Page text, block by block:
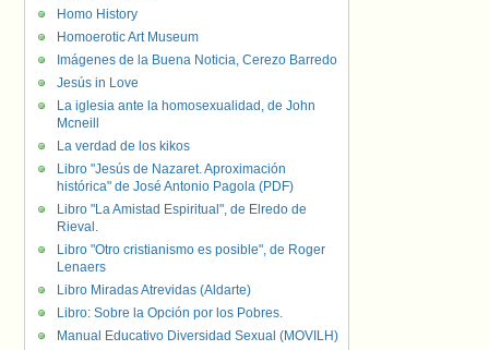
Homo History
Homoerotic Art Museum
Imágenes de la Buena Noticia, Cerezo Barredo
Jesús in Love
La iglesia ante la homosexualidad, de John
Mcneill
La verdad de los kikos
Libro "Jesús de Nazaret. Aproximación
histórica" de José Antonio Pagola (PDF)
Libro "La Amistad Espiritual", de Elredo de
Rieval.
Libro "Otro cristianismo es posible", de Roger
Lenaers
Libro Miradas Atrevidas (Aldarte)
Libro: Sobre la Opción por los Pobres.
Manual Educativo Diversidad Sexual (MOVILH)